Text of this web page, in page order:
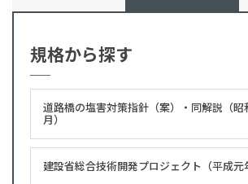
規格から探す
道路橋の塩害対策指針（案）・同解説（昭
月）
建設省総合技術開発プロジェクト（平成元